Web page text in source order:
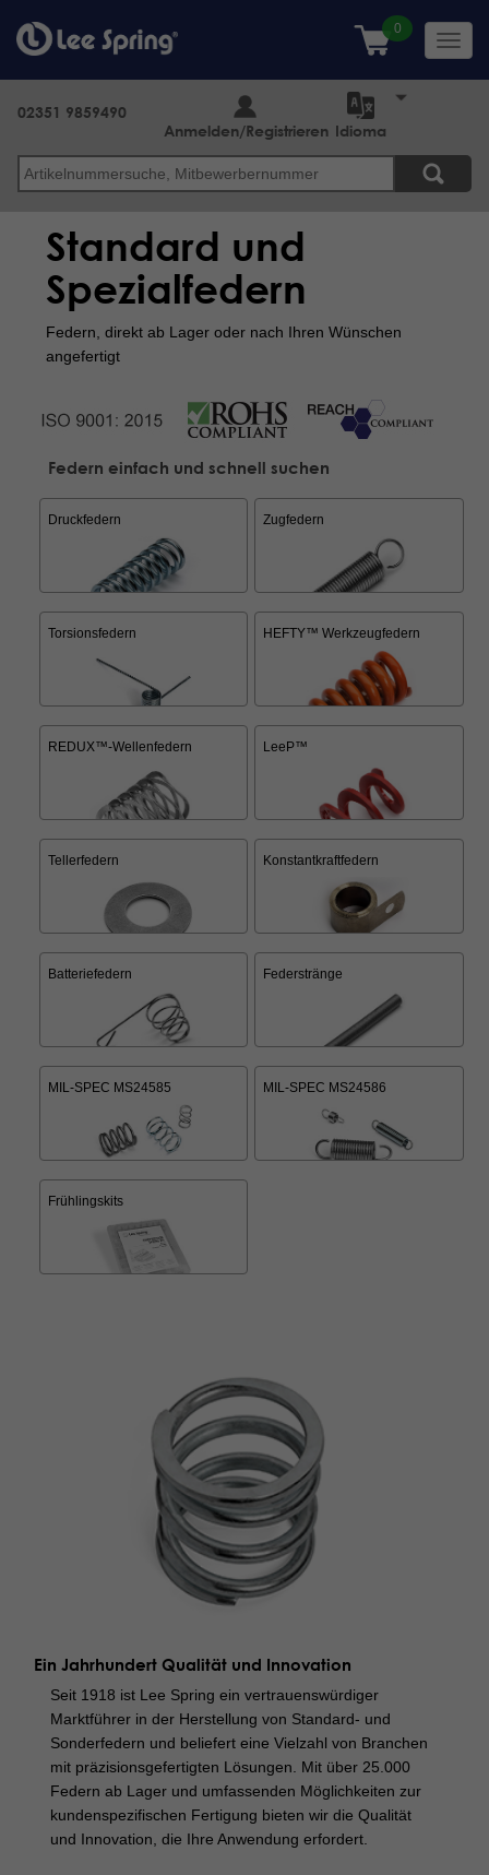
zum
Inhalt
Suche
02351 9859490
Anmelden/RegistrierenIdioma
Standard und
Spezialfedern
Federn, direkt ab Lager oder nach Ihren Wünschen
angefertigt
Federn einfach und schnell suchen
Druckfedern Zugfedern
Torsionsfedern HEFTY™ Werkzeugfedern
REDUX™-Wellenfedern LeeP™
Tellerfedern Konstantkraftfedern
Batteriefedern Federstränge
MIL-SPEC MS24585 MIL-SPEC MS24586
Frühlingskits
Ein Jahrhundert Qualität und Innovation
Seit 1918 ist Lee Spring ein vertrauenswürdiger
Marktführer in der Herstellung von Standard- und
Sonderfedern und beliefert eine Vielzahl von Branchen
mit präzisionsgefertigten Lösungen. Mit über 25.000
Federn ab Lager und umfassenden Möglichkeiten zur
kundenspezifischen Fertigung bieten wir die Qualität
und Innovation, die Ihre Anwendung erfordert.